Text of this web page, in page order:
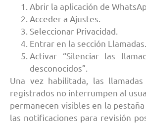
Abrir la aplicación de
Acceder a Ajustes.
Seleccionar Privacidad.
Entrar en la sección Llamadas.
Activar “Silenciar las
desconocidos”.
Una vez habilitada, las
registrados no interrumpen al
permanecen visibles en la
las notificaciones para revisión